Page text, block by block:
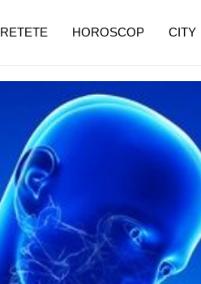
RETETE HOROSCOP CITY
de dureroasă este investigația